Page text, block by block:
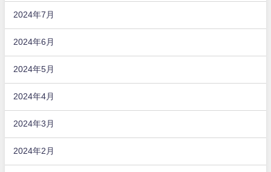
2024年7月
2024年6月
2024年5月
2024年4月
2024年3月
2024年2月